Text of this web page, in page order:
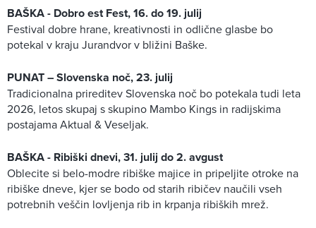
BAŠKA - Dobro est Fest, 16. do 19. julij
Festival dobre hrane, kreativnosti in odlične glasbe bo
potekal v kraju Jurandvor v bližini Baške.
PUNAT – Slovenska noč, 23. julij
Tradicionalna prireditev Slovenska noč bo potekala tudi leta
2026, letos skupaj s skupino Mambo Kings in radijskima
postajama Aktual & Veseljak.
BAŠKA - Ribiški dnevi, 31. julij do 2. avgust
Oblecite si belo-modre ribiške majice in pripeljite otroke na
ribiške dneve, kjer se bodo od starih ribičev naučili vseh
potrebnih veščin lovljenja rib in krpanja ribiških mrež.